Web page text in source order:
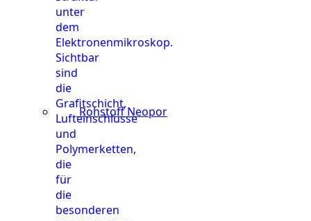
Rohstoff Neopor